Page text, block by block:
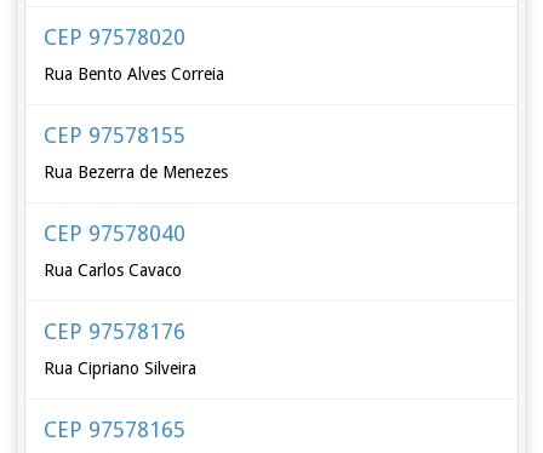
CEP 97578020
Rua Bento Alves Correia
CEP 97578155
Rua Bezerra de Menezes
CEP 97578040
Rua Carlos Cavaco
CEP 97578176
Rua Cipriano Silveira
CEP 97578165